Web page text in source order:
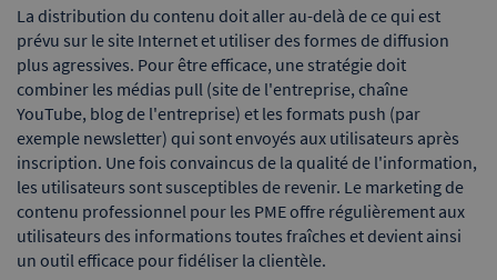
La distribution du contenu doit aller au-delà de ce qui est
prévu sur le site Internet et utiliser des formes de diffusion
plus agressives. Pour être efficace, une stratégie doit
combiner les médias pull (site de l'entreprise, chaîne
YouTube, blog de l'entreprise) et les formats push (par
exemple newsletter) qui sont envoyés aux utilisateurs après
inscription. Une fois convaincus de la qualité de l'information,
les utilisateurs sont susceptibles de revenir. Le marketing de
contenu professionnel pour les PME offre régulièrement aux
utilisateurs des informations toutes fraîches et devient ainsi
un outil efficace pour fidéliser la clientèle.